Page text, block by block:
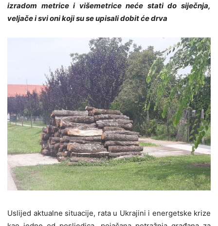
izradom metrice i višemetrice neće stati do siječnja,
veljače i svi oni koji su se upisali dobit će drva
Uslijed aktualne situacije, rata u Ukrajini i energetske krize